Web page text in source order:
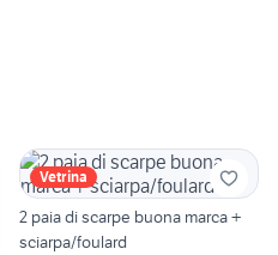
Vetrina
2 paia di scarpe buona marca +
sciarpa/foulard